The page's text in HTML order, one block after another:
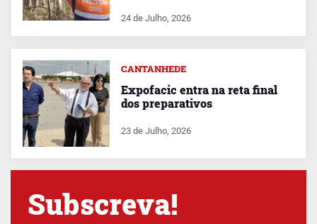
24 de Julho, 2026
CANTANHEDE
Expofacic entra na reta final
dos preparativos
23 de Julho, 2026
Subscreva!